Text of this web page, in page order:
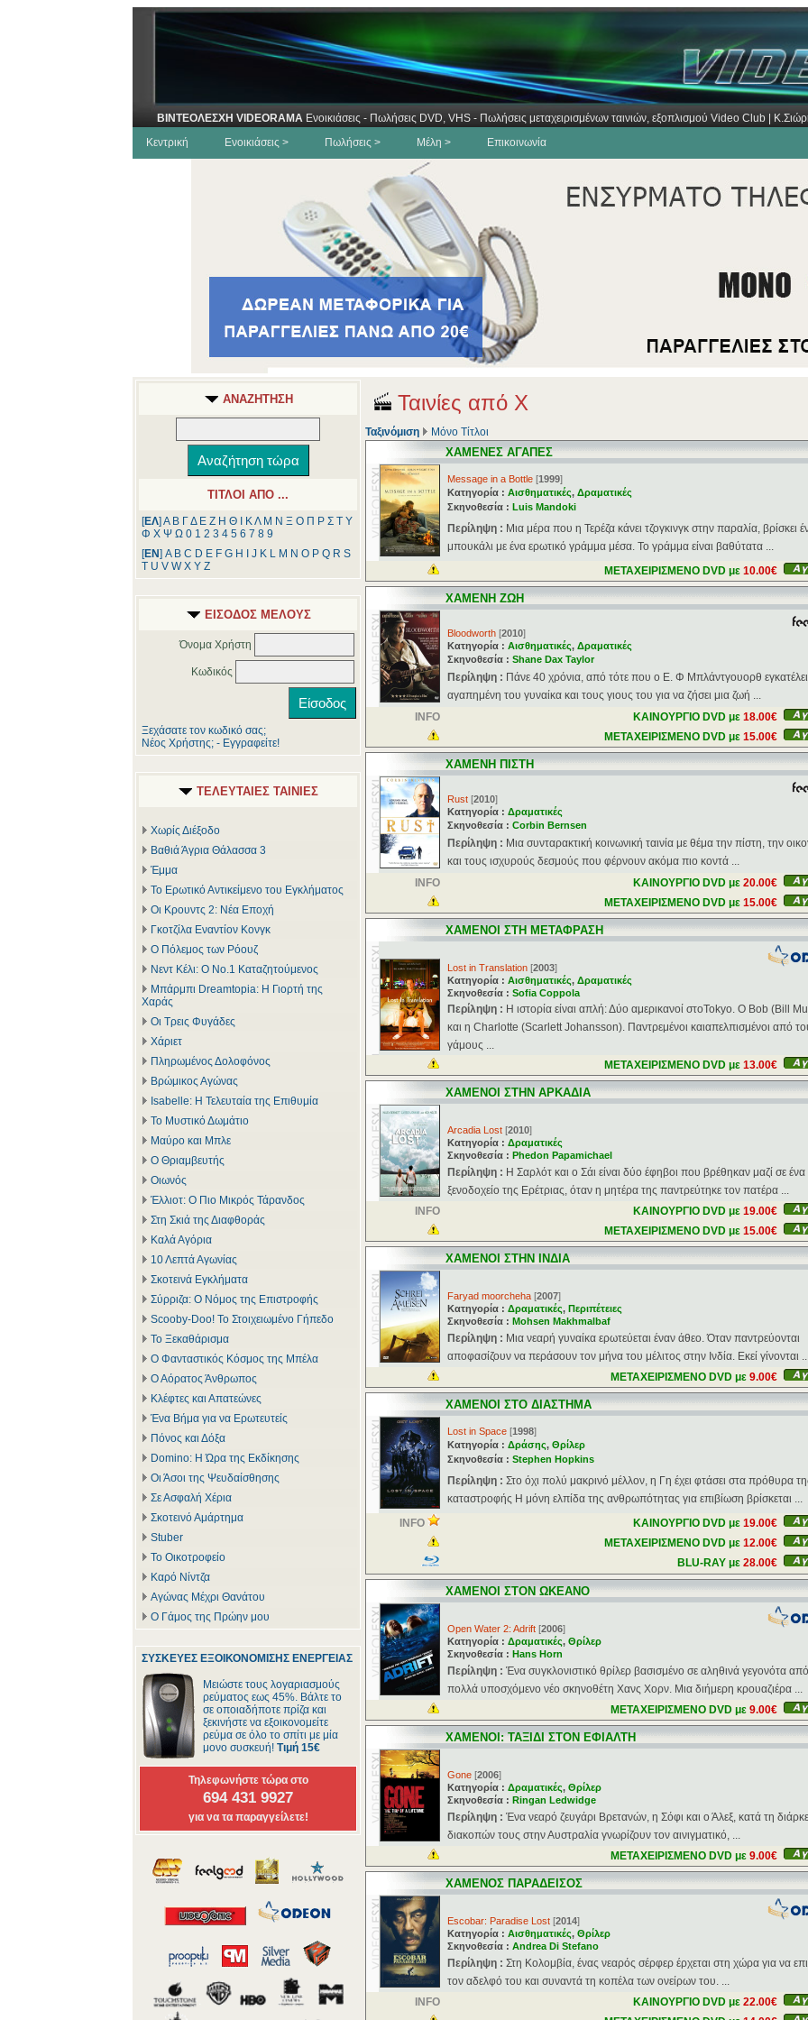
ΒΙΝΤΕΟΛΕΣΧΗ VIDEORAMA Ενοικιάσεις - Πωλήσεις DVD, VHS - Πωλήσεις μεταχειρισμένων ταινιών, εξοπλισμού Video Club |
Κεντρική
Ενοικιάσεις > Πωλήσεις > Μέλη > Επικοινωνία
ΑΝΑΖΗΤΗΣΗ
ΤΙΤΛΟΙ ΑΠΟ ...
[ΕΛ] Α Β ΓΔ Ε Ζ Η Θ ΚΛ Μ Ν Ξ Ο Π Ρ Σ Τ Υ
Φ Χ Ψ Ω 0 1 2 3 4 5 6 7 8 9
[ΕΝ] A B C D E F G H J K L M N O P Q R S
T U V W X Y Z
ΕΙΣΟΔΟΣ ΜΕΛΟΥΣ
Όνομα Χρήστη
Κωδικός
Ξεχάσατε τον κωδικό σας;
Νέος Χρήστης; - Εγγραφείτε!
ΤΕΛΕΥΤΑΙΕΣ ΤΑΙΝΙΕΣ
Χωρίς Διέξοδο
Βαθιά Άγρια Θάλασσα 3
Έμμα
Το Ερωτικό Αντικείμενο του Εγκλήματος
Οι Κρουντς 2: Νέα Εποχή
Γκοτζίλα Εναντίον Κονγκ
Ο Πόλεμος των Ρόουζ
Νεντ Κέλι: Ο Νο.1 Καταζητούμενος
Μπάρμπι Dreamtopia: Η Γιορτή της
Χαράς
Οι Τρεις Φυγάδες
Χάριετ
Πληρωμένος Δολοφόνος
Βρώμικος Αγώνας
Isabelle: Η Τελευταία της Επιθυμία
Το Μυστικό Δωμάτιο
Μαύρο και Μπλε
Ο Θριαμβευτής
Οιωνός
Έλλιοτ: Ο Πιο Μικρός Τάρανδος
Στη Σκιά της Διαφθοράς
Καλά Αγόρια
10 Λεπτά Αγωνίας
Σκοτεινά Εγκλήματα
Σύρριζα: Ο Νόμος της Επιστροφής
Scooby-Doo! Το Στοιχειωμένο Γήπεδο
Το Ξεκαθάρισμα
Ο Φανταστικός Κόσμος της Μπέλα
Ο Αόρατος Άνθρωπος
Κλέφτες και Απατεώνες
Ένα Βήμα για να Ερωτευτείς
Πόνος και Δόξα
Domino: Η Ώρα της Εκδίκησης
Οι Άσοι της Ψευδαίσθησης
Σε Ασφαλή Χέρια
Σκοτεινό Αμάρτημα
Stuber
Το Οικοτροφείο
Καρό Νίντζα
Αγώνας Μέχρι Θανάτου
Ο Γάμος της Πρώην μου
ΣΥΣΚΕΥΕΣ ΕΞΟΙΚΟΝΟΜΙΣΗΣ ΕΝΕΡΓΕΙΑΣ
Μειώστε τους λογαριασμούς
ρεύματος εως 45%. Βάλτε το
σε οποιαδήποτε πρίζα και
ξεκινήστε να εξοικονομείτε
ρεύμα σε όλο το σπίτι με μία
μονο συσκευή! Τιμή 15€
Τηλεφωνήστε τώρα στο
694 431 9927
για να τα παραγγείλετε!
Ταινίες από Χ
Ταξινόμιση Μόνο Τίτλοι
ΧΑΜΕΝΕΣ ΑΓΑΠΕΣ
Message in a Bottle [1999]
Κατηγορία : Αισθηματικές, Δραματικές
Σκηνοθεσία : Luis Mandoki
Περίληψη : Μια μέρα που η Τερέζα κάνει τζογκινγκ στην παραλία, βρίσκει
μπουκάλι με ένα ερωτικό γράμμα μέσα. Το γράμμα είναι βαθύτατα ...
ΜΕΤΑΧΕΙΡΙΣΜΕΝΟ DVD με 10.00€
ΧΑΜΕΝΗ ΖΩΗ
Bloodworth [2010]
Κατηγορία : Αισθηματικές, Δραματικές
Σκηνοθεσία : Shane Dax Taylor
Περίληψη : Πάνε 40 χρόνια, από τότε που ο Ε. Φ Μπλάντγουορθ
αγαπημένη του γυναίκα και τους γιους του για να ζήσει μια ζωή ...
INFO
ΚΑΙΝΟΥΡΓΙΟ DVD με 18.00€
ΜΕΤΑΧΕΙΡΙΣΜΕΝΟ DVD με 15.00€
ΧΑΜΕΝΗ ΠΙΣΤΗ
Rust [2010]
Κατηγορία : Δραματικές
Σκηνοθεσία : Corbin Bernsen
Περίληψη : Μια συνταρακτική κοινωνική ταινία με θέμα την πίστη, την
και τους ισχυρούς δεσμούς που φέρνουν ακόμα πιο κοντά ...
INFO
ΚΑΙΝΟΥΡΓΙΟ DVD με 20.00€
ΜΕΤΑΧΕΙΡΙΣΜΕΝΟ DVD με 15.00€
ΧΑΜΕΝΟΙ ΣΤΗ ΜΕΤΑΦΡΑΣΗ
Lost in Translation [2003]
Κατηγορία : Αισθηματικές, Δραματικές
Σκηνοθεσία : Sofia Coppola
Περίληψη : Η ιστορία είναι απλή: Δύο αμερικανοί στοTokyo. Ο Bob (Bill
και η Charlotte (Scarlett Johansson). Παντρεμένοι καιαπελπισμένοι από
γάμους ...
ΜΕΤΑΧΕΙΡΙΣΜΕΝΟ DVD με 13.00€
ΧΑΜΕΝΟΙ ΣΤΗΝ ΑΡΚΑΔΙΑ
Arcadia Lost [2010]
Κατηγορία : Δραματικές
Σκηνοθεσία : Phedon Papamichael
Περίληψη : Η Σαρλότ και ο Σάι είναι δύο έφηβοι που βρέθηκαν μαζί σε ένα
ξενοδοχείο της Ερέτριας, όταν η μητέρα της παντρεύτηκε τον πατέρα ...
INFO
ΚΑΙΝΟΥΡΓΙΟ DVD με 19.00€
ΜΕΤΑΧΕΙΡΙΣΜΕΝΟ DVD με 15.00€
ΧΑΜΕΝΟΙ ΣΤΗΝ ΙΝΔΙΑ
Faryad moorcheha [2007]
Κατηγορία : Δραματικές, Περιπέτειες
Σκηνοθεσία : Mohsen Makhmalbaf
Περίληψη : Μια νεαρή γυναίκα ερωτεύεται έναν άθεο. Όταν παντρεύονται
αποφασίζουν να περάσουν τον μήνα του μέλιτος στην Ινδία. Εκεί γίνονται
ΜΕΤΑΧΕΙΡΙΣΜΕΝΟ DVD με 9.00€
ΧΑΜΕΝΟΙ ΣΤΟ ΔΙΑΣΤΗΜΑ
Lost in Space [1998]
Κατηγορία : Δράσης, Θρίλερ
Σκηνοθεσία : Stephen Hopkins
Περίληψη : Στο όχι πολύ μακρινό μέλλον, η Γη έχει φτάσει στα πρόθυρα
καταστροφής Η μόνη ελπίδα της ανθρωπότητας για επιβίωση βρίσκεται ...
INFO
ΚΑΙΝΟΥΡΓΙΟ DVD με 19.00€
ΜΕΤΑΧΕΙΡΙΣΜΕΝΟ DVD με 12.00€
BLU-RAY με 28.00€
ΧΑΜΕΝΟΙ ΣΤΟΝ ΩΚΕΑΝΟ
Open Water 2: Adrift [2006]
Κατηγορία : Δραματικές, Θρίλερ
Σκηνοθεσία : Hans Horn
Περίληψη : Ένα συγκλονιστικό θρίλερ βασισμένο σε αληθινά γεγονότα
πολλά υποσχόμενο νέο σκηνοθέτη Χανς Χορν. Μια διήμερη κρουαζιέρα ...
ΜΕΤΑΧΕΙΡΙΣΜΕΝΟ DVD με 9.00€
ΧΑΜΕΝΟΙ: ΤΑΞΙΔΙ ΣΤΟΝ ΕΦΙΑΛΤΗ
Gone [2006]
Κατηγορία : Δραματικές, Θρίλερ
Σκηνοθεσία : Ringan Ledwidge
Περίληψη : Ένα νεαρό ζευγάρι Βρετανών, η Σόφι και ο Άλεξ, κατά τη
διακοπών τους στην Αυστραλία γνωρίζουν τον αινιγματικό, ...
ΜΕΤΑΧΕΙΡΙΣΜΕΝΟ DVD με 9.00€
ΧΑΜΕΝΟΣ ΠΑΡΑΔΕΙΣΟΣ
Escobar: Paradise Lost [2014]
Κατηγορία : Αισθηματικές, Θρίλερ
Σκηνοθεσία : Andrea Di Stefano
Περίληψη : Στη Κολομβία, ένας νεαρός σέρφερ έρχεται στη χώρα για να
τον αδελφό του και συναντά τη κοπέλα των ονείρων του. ...
INFO
ΚΑΙΝΟΥΡΓΙΟ DVD με 22.00€